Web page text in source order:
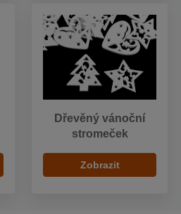
Dřevěný vánoční
stromeček
Zobrazit